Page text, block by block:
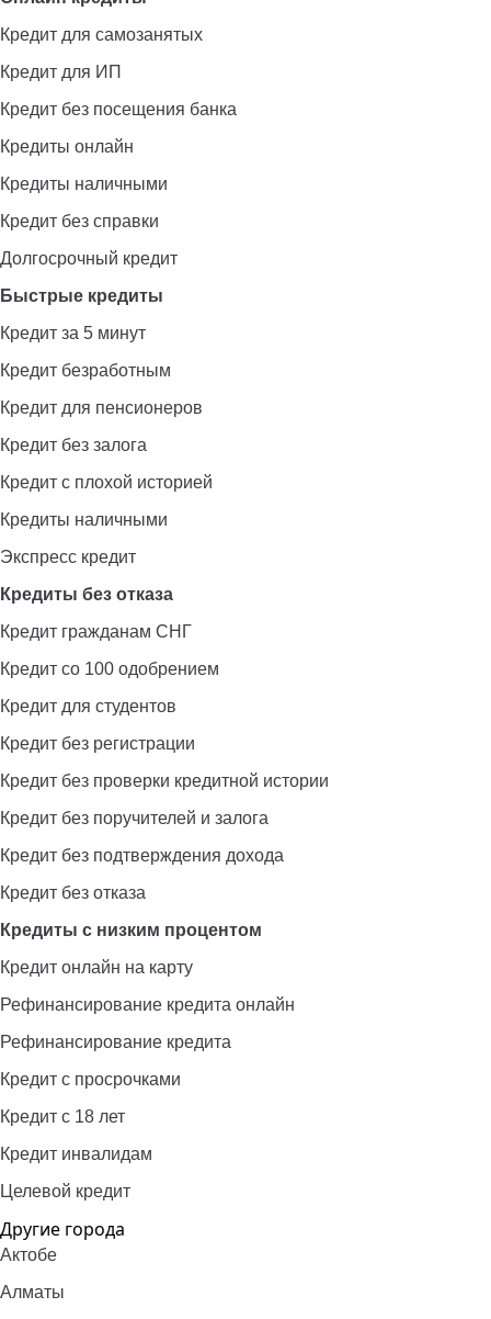
Кредит для самозанятых
Кредит для ИП
Кредит без посещения банка
Кредиты онлайн
Кредиты наличными
Кредит без справки
Долгосрочный кредит
Быстрые кредиты
Кредит за 5 минут
Кредит безработным
Кредит для пенсионеров
Кредит без залога
Кредит с плохой историей
Кредиты наличными
Экспресс кредит
Кредиты без отказа
Кредит гражданам СНГ
Кредит со 100 одобрением
Кредит для студентов
Кредит без регистрации
Кредит без проверки кредитной истории
Кредит без поручителей и залога
Кредит без подтверждения дохода
Кредит без отказа
Кредиты с низким процентом
Кредит онлайн на карту
Рефинансирование кредита онлайн
Рефинансирование кредита
Кредит с просрочками
Кредит с 18 лет
Кредит инвалидам
Целевой кредит
Другие города
Актобе
Алматы